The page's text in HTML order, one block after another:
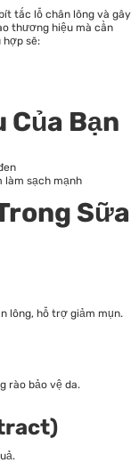
tắc lỗ chân lông và gây
thương hiệu mà cần
hợp sẽ:
Của Bạn
làm sạch mạnh
Sữa
lông, hỗ trợ giảm mụn.
rào bảo vệ da.